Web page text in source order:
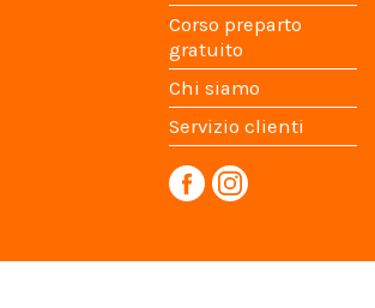
Corso preparto
gratuito
Chi siamo
Servizio clienti